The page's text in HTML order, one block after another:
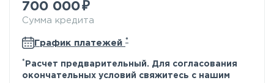
700 000
Сумма кредита
График платежей *
* Расчет предварительный. Для согласования
окончательных условий свяжитесь с нашим